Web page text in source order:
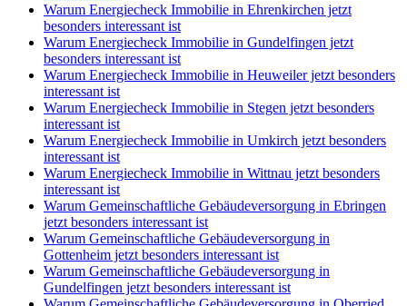
Warum Energiecheck Immobilie in Ehrenkirchen jetzt
besonders interessant ist
Warum Energiecheck Immobilie in Gundelfingen jetzt
besonders interessant ist
Warum Energiecheck Immobilie in Heuweiler jetzt besonders
interessant ist
Warum Energiecheck Immobilie in Stegen jetzt besonders
interessant ist
Warum Energiecheck Immobilie in Umkirch jetzt besonders
interessant ist
Warum Energiecheck Immobilie in Wittnau jetzt besonders
interessant ist
Warum Gemeinschaftliche Gebäudeversorgung in Ebringen
jetzt besonders interessant ist
Warum Gemeinschaftliche Gebäudeversorgung in
Gottenheim jetzt besonders interessant ist
Warum Gemeinschaftliche Gebäudeversorgung in
Gundelfingen jetzt besonders interessant ist